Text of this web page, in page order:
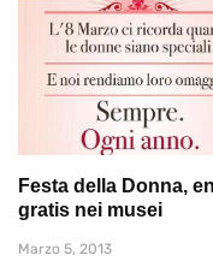
Festa della Donna,
gratis nei musei
Marzo 5, 2013